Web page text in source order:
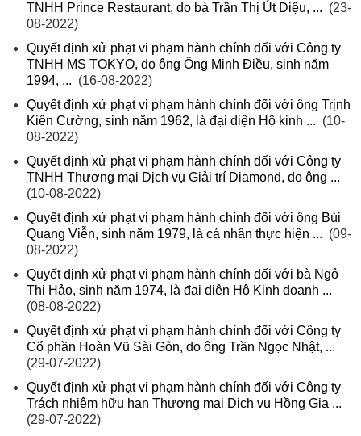
TNHH Prince Restaurant, do bà Trần Thị Út Diệu, ... (23-
08-2022)
Quyết định xử phạt vi phạm hành chính đối với Công ty
TNHH MS TOKYO, do ông Ông Minh Điều, sinh năm
1994, ... (16-08-2022)
Quyết định xử phạt vi phạm hành chính đối với ông Trịnh
Kiên Cường, sinh năm 1962, là đại diện Hộ kinh ... (10-
08-2022)
Quyết định xử phạt vi phạm hành chính đối với Công ty
TNHH Thương mại Dịch vụ Giải trí Diamond, do ông ...
(10-08-2022)
Quyết định xử phạt vi phạm hành chính đối với ông Bùi
Quang Viễn, sinh năm 1979, là cá nhân thực hiện ... (09-
08-2022)
Quyết định xử phạt vi phạm hành chính đối với bà Ngô
Thị Hảo, sinh năm 1974, là đại diện Hộ Kinh doanh ...
(08-08-2022)
Quyết định xử phạt vi phạm hành chính đối với Công ty
Cổ phần Hoàn Vũ Sài Gòn, do ông Trần Ngọc Nhật, ...
(29-07-2022)
Quyết định xử phạt vi phạm hành chính đối với Công ty
Trách nhiệm hữu hạn Thương mại Dịch vụ Hồng Gia ...
(29-07-2022)